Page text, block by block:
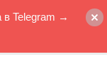
в Telegram →